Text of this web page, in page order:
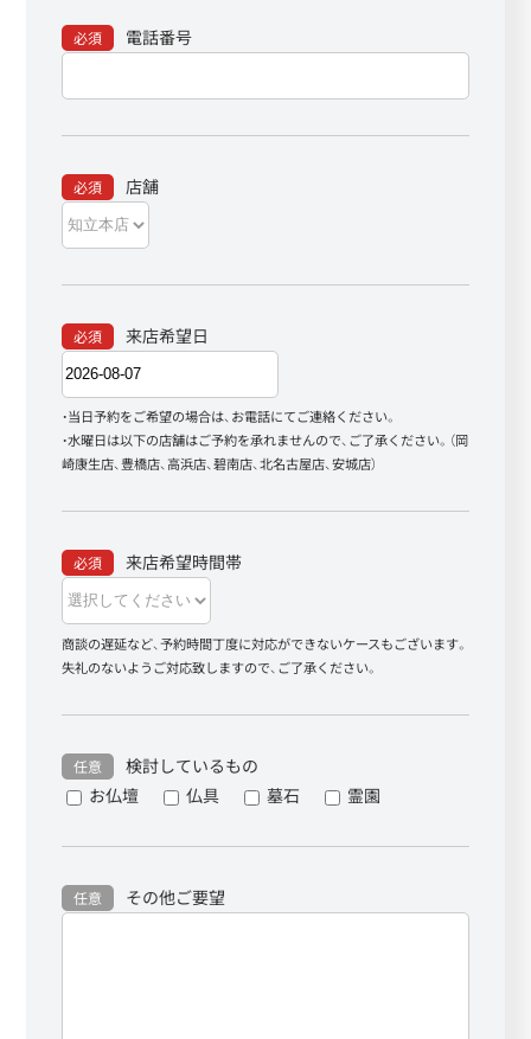
必須 電話番号
必須 店舗
必須 来店希望日
・当日予約をご希望の場合は、お電話にてご連絡ください。
・水曜日は以下の店舗はご予約を承れませんので、ご了承ください。（岡
崎康生店、豊橋店、高浜店、碧南店、北名古屋店、安城店）
必須 来店希望時間帯
商談の遅延など、予約時間丁度に対応ができないケースもございます。
失礼のないようご対応致しますので、ご了承ください。
任意
検討しているもの
お仏壇
仏具 墓石 霊園
任意 その他ご要望